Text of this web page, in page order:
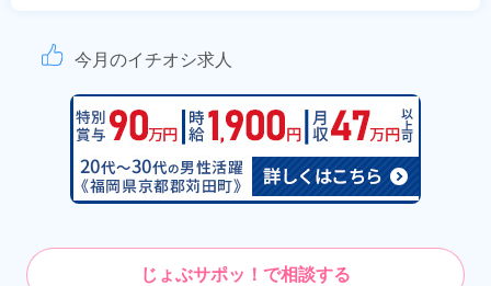
今月のイチオシ求人
じょぶサポッ！で相談する